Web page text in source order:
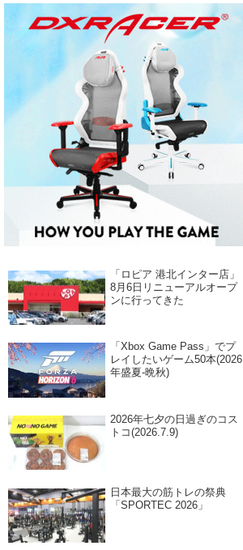
「ロピア 港北インター店」
8月6日リニューアルオープ
ンに行ってきた
「Xbox Game Pass」でプ
レイしたいゲーム50本(2026
年盛夏-晩秋)
2026年七夕の日過ぎのコス
トコ(2026.7.9)
日本最大の筋トレの祭典
「SPORTEC 2026」